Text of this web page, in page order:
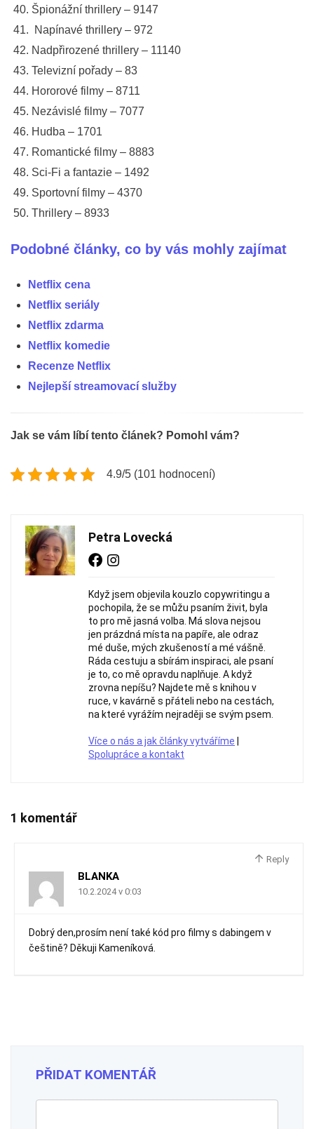
Špionážní thrillery – 9147
Napínavé thrillery – 972
Nadpřirozené thrillery – 11140
Televizní pořady – 83
Hororové filmy – 8711
Nezávislé filmy – 7077
Hudba – 1701
Romantické filmy – 8883
Sci-Fi a fantazie – 1492
Sportovní filmy – 4370
Thrillery – 8933
Podobné články, co by vás mohly zajímat
Netflix cena
Netflix seriály
Netflix zdarma
Netflix komedie
Recenze Netflix
Nejlepší streamovací služby
Jak se vám líbí tento článek? Pomohl vám?
4.9/5 (101 hodnocení)
Petra Lovecká
Když jsem objevila kouzlo copywritingu a
pochopila, že se můžu psaním živit, byla
to pro mě jasná volba. Má slova nejsou
jen prázdná místa na papíře, ale odraz
mé duše, mých zkušeností a mé vášně.
Ráda cestuju a sbírám inspiraci, ale psaní
je to, co mě opravdu naplňuje. A když
zrovna nepíšu? Najdete mě s knihou v
ruce, v kavárně s přáteli nebo na cestách,
na které vyrážím nejraději se svým psem.
Více o nás a jak články vytváříme
Spolupráce a kontakt
1 komentář
Reply
BLANKA
10.2.2024 v 0:03
Dobrý den,prosím není také kód pro filmy s dabingem v
češtině? Děkuji Kameníková.
PŘIDAT KOMENTÁŘ